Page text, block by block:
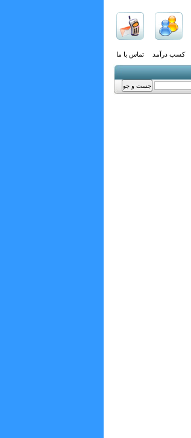
کسب درآمد تماس با ما